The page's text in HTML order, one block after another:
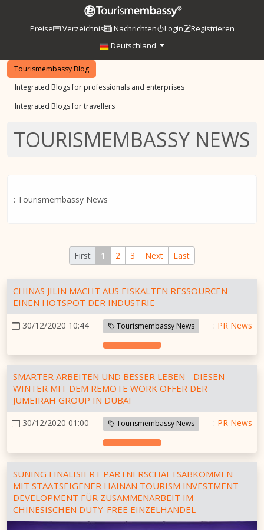
Preise Verzeichnis Nachrichten Login
Registrieren
Deutschland
Tourismembassy Blog
Integrated Blogs for professionals and enterprises
Integrated Blogs for travellers
TOURISMEMBASSY NEWS
: Tourismembassy News
First 1 2 3 Next Last
CHINAS JILIN MACHT AUS EISKALTEN RESSOURCEN
EINEN HOTSPOT DER INDUSTRIE
30/12/2020 10:44 Tourismembassy News : PR News
SMARTER ARBEITEN UND BESSER LEBEN - DIESEN
WINTER MIT DEM REMOTE WORK OFFER DER
JUMEIRAH GROUP IN DUBAI
30/12/2020 01:00 Tourismembassy News : PR News
SUNING FINALISIERT PARTNERSCHAFTSABKOMMEN
MIT STAATSEIGENER HAINAN TOURISM INVESTMENT
DEVELOPMENT FÜR ZUSAMMENARBEIT IM
CHINESISCHEN DUTY-FREE EINZELHANDEL